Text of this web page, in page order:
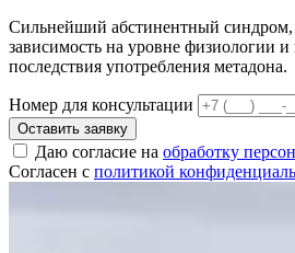
Сильнейший абстинентный синдром,
зависимость на уровне физиологии и
последствия употребления метадона.
Номер для консультации
Оставить заявку
Даю согласие на обработку
Согласен с политикой